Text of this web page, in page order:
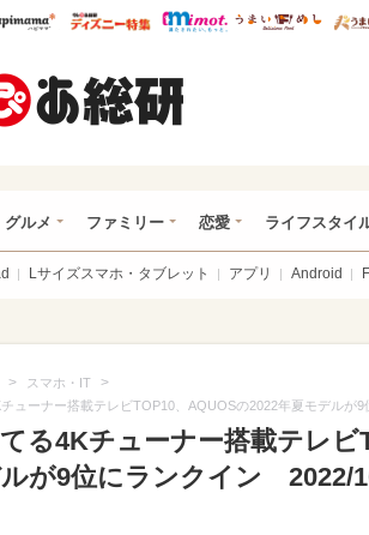
レぴあ総研ハピママ* ウレぴあ総研 ディズニー
mimot. うま
グルメ ファミリー 恋愛 ライフスタイ
Lサイズスマホ・タブレット アプリ Android
> スマホ・IT >
ューナー搭載テレビTOP10、AQUOSの2022年夏モデルが
る4Kチューナー搭載テレビ
が9位にランクイン 2022/